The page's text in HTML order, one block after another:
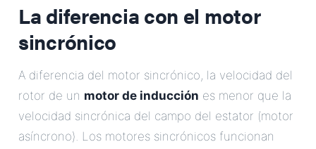
La diferencia con el motor
sincrónico
A diferencia del motor sincrónico, la velocidad del
rotor de un motor de inducción es menor que la
velocidad sincrónica del campo del estator (motor
asíncrono). Los motores sincrónicos funcionan